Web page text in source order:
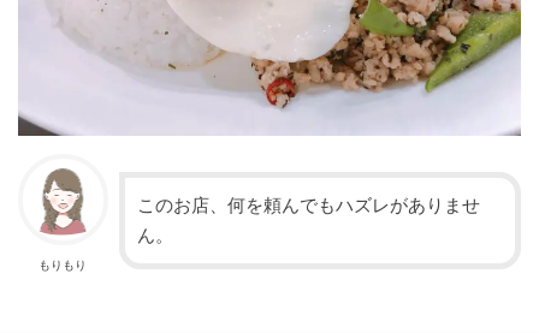
もりもり
このお店、何を頼んでもハズレがありませ
ん。